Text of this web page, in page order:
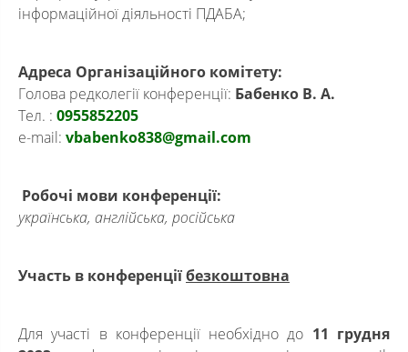
інформаційної діяльності ПДАБА;
Адреса Організаційного комітету:
Голова редколегії конференції: Бабенко В. А.
Тел. : 0955852205
е-mail: vbabenko838@gmail.com
Робочі мови конференції:
українська, англійська, російська
Участь в конференціїбезкоштовна
Для участі в конференції необхідно до 11 грудня